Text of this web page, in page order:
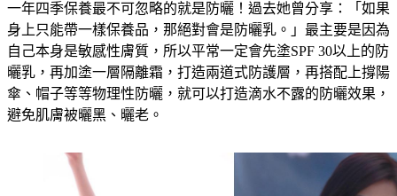
一年四季保養最不可忽略的就是防曬！過去她曾分享：「如果
身上只能帶一樣保養品，那絕對會是防曬乳。」最主要是因為
自己本身是敏感性膚質，所以平常一定會先塗SPF 30以上的防
曬乳，再加塗一層隔離霜，打造兩道式防護層，再搭配上撐陽
傘、帽子等等物理性防曬，就可以打造滴水不露的防曬效果，
避免肌膚被曬黑、曬老。